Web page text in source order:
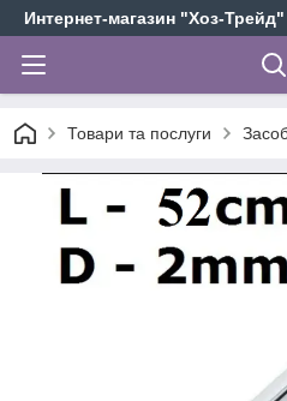
Интернет-магазин "Хоз-Трейд"
Товари та послуги